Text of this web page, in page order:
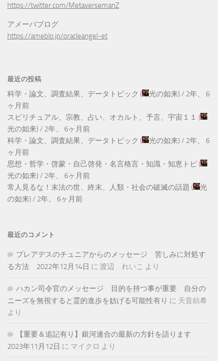
https://twitter.com/MetaversemanZ
アメーバブログ
https://ameblo.jp/oracleangel-et
最近の投稿
科学・論文、調査結果、データトピック ( 光の如来) / 2年、 6
ヶ月前
スピリチュアル、宗教、占い、オカルト、予言、宇宙１１ (
光の如来) / 2年、 6ヶ月前
科学・論文、調査結果、データトピック ( 光の如来) / 2年、 6
ヶ月前
思想・哲学・啓蒙・自己啓発・名言格言・知識・知恵トピ (
光の如来) / 2年、 6ヶ月前
常人見るな！末法の世、終末、人類・社会の破滅の話題 (
光
の如来) / 2年、 6ヶ月前
最近のコメント
プレアデスのチュニアからのメッセージ 苦しみに対処す
る方法 2022年12月14日 に 渡辺 れいこ より
ハカン司令官のメッセージ 目的を持つ事が重要 自分の
ニーズを無視すると霊的進歩を妨げる可能性有り に 天音紡希
より
【重要＆追記有り】銀河連合の最新の方針を語ります
2023年11月12日 に マイクロ より